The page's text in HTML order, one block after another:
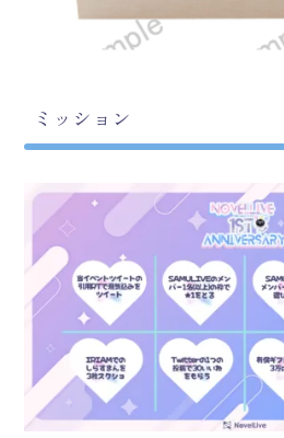
ミッション